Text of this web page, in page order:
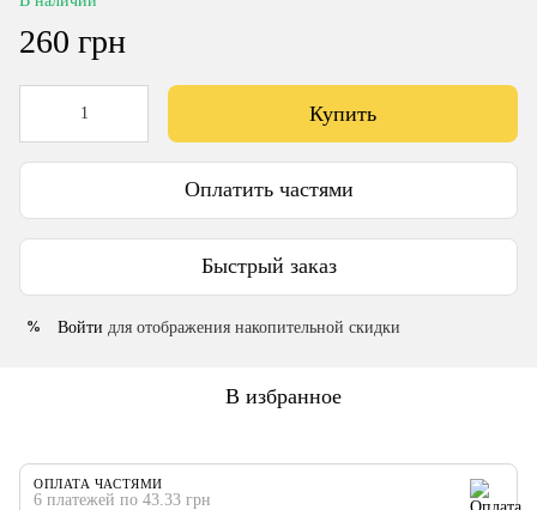
260 грн
Купить
Оплатить частями
Быстрый заказ
% Войти для отображения накопительной скидки
В избранное
ОПЛАТА ЧАСТЯМИ
6 платежей по 43.33 грн